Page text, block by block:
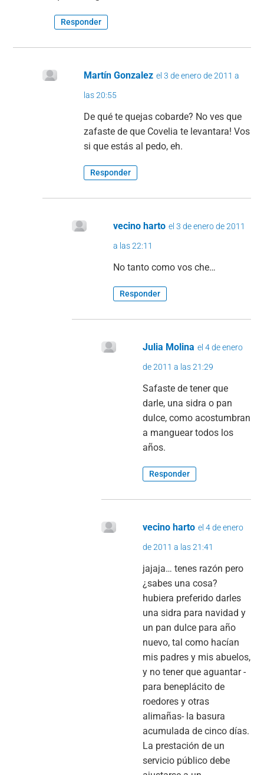
Responder
Martín Gonzalez el 3 de enero de 2011 a
las 20:55
De qué te quejas cobarde? No ves que
zafaste de que Covelia te levantara! Vos
si que estás al pedo, eh.
Responder
vecino harto el 3 de enero de 2011
a las 22:11
No tanto como vos che…
Responder
Julia Molina el 4 de enero
de 2011 a las 21:29
Safaste de tener que
darle, una sidra o pan
dulce, como acostumbran
a manguear todos los
años.
Responder
vecino harto el 4 de enero
de 2011 a las 21:41
jajaja… tenes razón pero
¿sabes una cosa?
hubiera preferido darles
una sidra para navidad y
un pan dulce para año
nuevo, tal como hacían
mis padres y mis abuelos,
y no tener que aguantar -
para beneplácito de
roedores y otras
alimañas- la basura
acumulada de cinco días.
La prestación de un
servicio público debe